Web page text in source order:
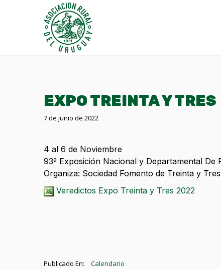
EXPO TREINTA Y TRES
7 de junio de 2022
4 al 6 de Noviembre
93ª Exposición Nacional y Departamental De
Organiza: Sociedad Fomento de Treinta y Tres
Veredictos Expo Treinta y Tres 2022
Publicado En: Calendario